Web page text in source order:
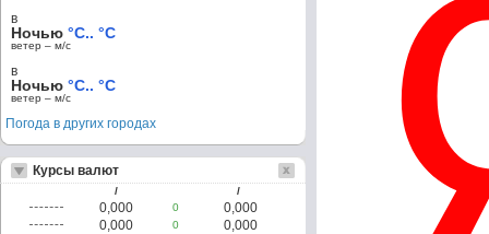
в
Ночью °C.. °C
ветер – м/c
в
Ночью °C.. °C
ветер – м/c
Погода в других городах
Курсы валют
/ /
0,000 0
0,000
0,000
0
0,000